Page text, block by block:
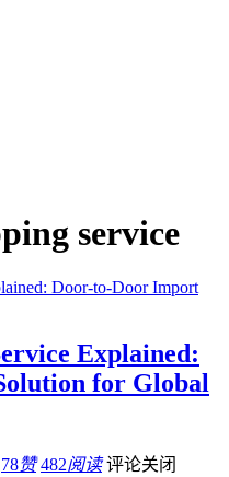
service
Explained:
for Global
78赞 482阅读 评论关闭